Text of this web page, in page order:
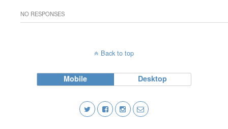
NO RESPONSES
Back to top
Mobile Desktop